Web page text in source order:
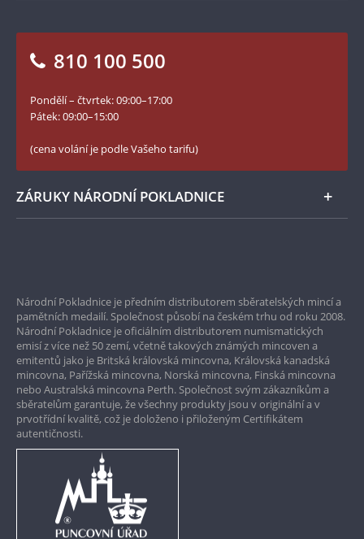
Numismatické novinky
Blog Pokladnice mincí
Facebook Národní Pokladnice
Twitter Národní Pokladnice
LinkedIn Národní Pokladnice
Instagram Národní Pokladnice
810 100 500
Pondělí – čtvrtek: 09:00–17:00
Pátek: 09:00–15:00
(cena volání je podle Vašeho tarifu)
ZÁRUKY NÁRODNÍ POKLADNICE
Garance nejvyšší kvality
Pouze originální produkty
Národní Pokladnice je předním distributorem sběratelských mincí a
pamětních medailí. Společnost působí na českém trhu od roku 2008.
Národní Pokladnice je oficiálním distributorem numismatických
emisí z více než 50 zemí, včetně takových známých mincoven a
emitentů jako je Britská královská mincovna, Královská kanadská
mincovna, Pařížská mincovna, Norská mincovna, Finská mincovna
nebo Australská mincovna Perth. Společnost svým zákazníkům a
sběratelům garantuje, že všechny produkty jsou v originální a v
prvotřídní kvalitě, což je doloženo i přiloženým Certifikátem
autentičnosti.